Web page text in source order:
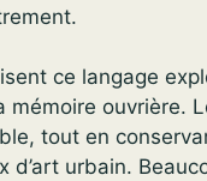
ce langage
mémoire ouvrière.
tout en
d’art urbain.